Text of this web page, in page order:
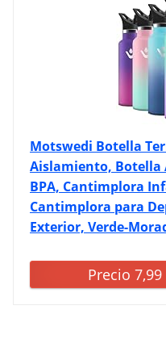
Motswedi Botella
Aislamiento, Botella
BPA, Cantimplora
Cantimplora para
Exterior, Verde-
Precio